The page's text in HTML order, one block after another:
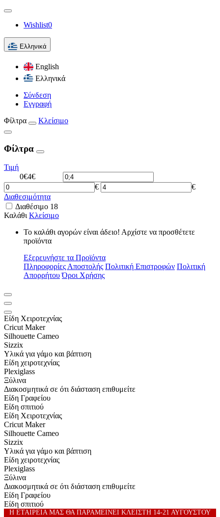
Wishlist0
Ελληνικά
English
Ελληνικά
Σύνδεση
Εγγραφή
Φίλτρα
Κλείσιμο
Φίλτρα
Τιμή
0€4€
€
€
Διαθεσιμότητα
Διαθέσιμο 18
Καλάθι Κλείσιμο
Το καλάθι αγορών είναι άδειο! Αρχίστε να προσθέτετε
προϊόντα
Εξερευνήστε τα Προϊόντα
Πληροφορίες Αποστολής Πολιτική Επιστροφών Πολιτική
Απορρήτου Όροι Χρήσης
Είδη Xειροτεχνίας
Cricut Maker
Silhouette Cameo
Sizzix
Υλικά για γάμο και βάπτιση
Είδη χειροτεχνίας
Plexiglass
Ξύλινα
Διακοσμητικά σε ότι διάσταση επιθυμείτε
Είδη Γραφείου
Είδη σπιτιού
Είδη Xειροτεχνίας
Cricut Maker
Silhouette Cameo
Sizzix
Υλικά για γάμο και βάπτιση
Είδη χειροτεχνίας
Plexiglass
Ξύλινα
Διακοσμητικά σε ότι διάσταση επιθυμείτε
Είδη Γραφείου
Είδη σπιτιού
Η ΕΤΑΙΡΕΙΑ ΜΑΣ ΘΑ ΠΑΡΑΜΕΙΝΕΙ ΚΛΕΙΣΤΗ 14-21 ΑΥΓΟΥΣΤΟΥ